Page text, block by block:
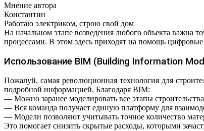
Мнение автора
Константин
Работаю электриком, строю свой дом
На начальном этапе возведения любого объекта
процессами. В этом здесь приходят на помощь цифровые
Использование BIM (Building Information
Пожалуй, самая революционная технология для
подробной информацией. Благодаря BIM:
— Можно заранее моделировать все этапы
— Вся команда получает единую платформу для
— Модели позволяют учитывать точное количество
Это помогает снизить скрытые расходы, которыми